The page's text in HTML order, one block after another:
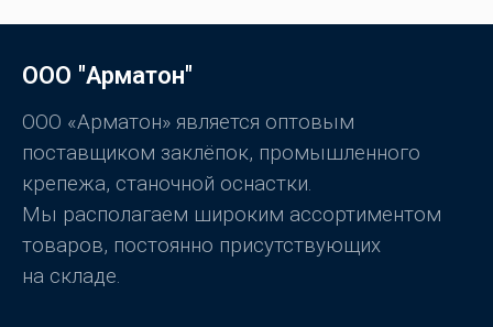
ООО "Арматон"
ООО «Арматон» является оптовым
поставщиком заклёпок, промышленного
крепежа, станочной оснастки.
Мы располагаем широким ассортиментом
товаров, постоянно присутствующих
на складе.